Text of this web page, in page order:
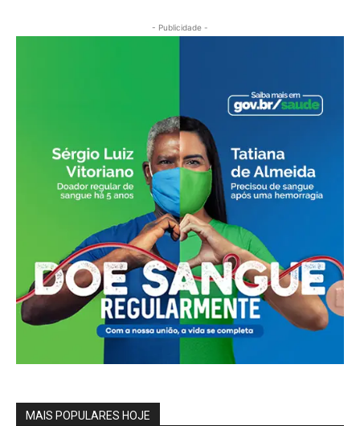
- Publicidade -
MAIS POPULARES HOJE